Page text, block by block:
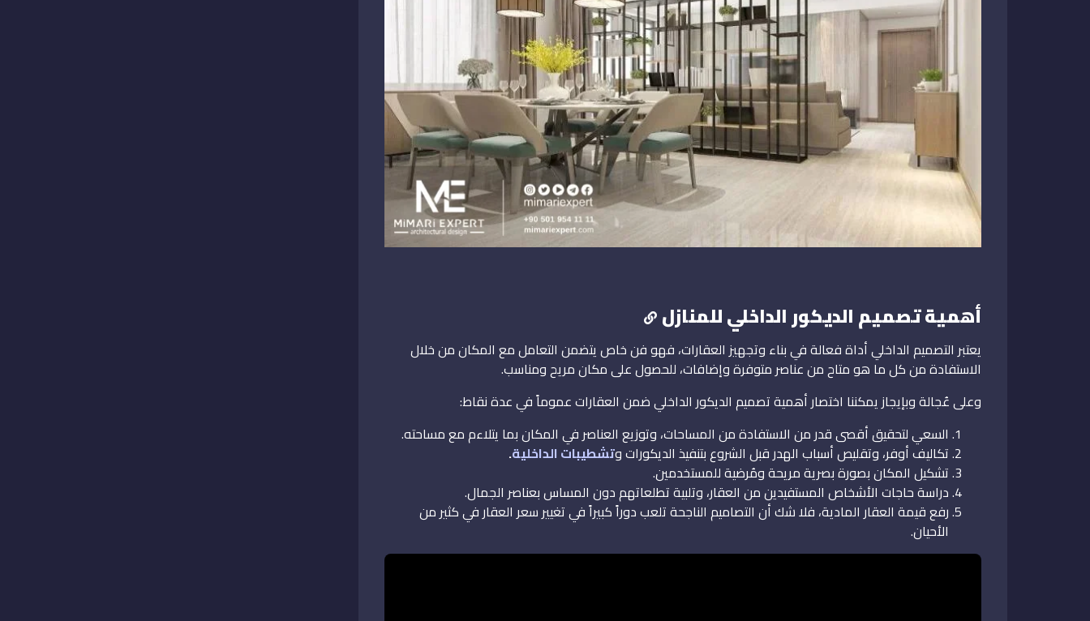
أهمية تصميم الديكور الداخلي للمنازل
يعتبر التصميم الداخلي أداة فعالة في بناء وتجهيز العقارات، فهو فن خاص يتضمن التعامل مع المكان من خلال
الاستفادة من كل ما هو متاح من عناصر متوفرة وإضافات، للحصول على مكان مريح ومناسب.
وعلى عُجالة وبإيجاز يمكننا اختصار أهمية تصميم الديكور الداخلي ضمن العقارات عموماً في عدة نقاط:
السعي لتحقيق أقصى قدر من الاستفادة من المساحات، وتوزيع العناصر في المكان بما يتلاءم مع مساحته.
تكاليف أوفر، وتقليص أسباب الهدر قبل الشروع بتنفيذ الديكورات وتشطيبات الداخلية.
تشكيل المكان بصورة بصرية مريحة ومُرضية للمستخدمين.
دراسة حاجات الأشخاص المستفيدين من العقار، وتلبية تطلعاتهم دون المساس بعناصر الجمال.
رفع قيمة العقار المادية، فلا شك أن التصاميم الناجحة تلعب دوراً كبيراً في تغيير سعر العقار في كثير من
الأحيان.